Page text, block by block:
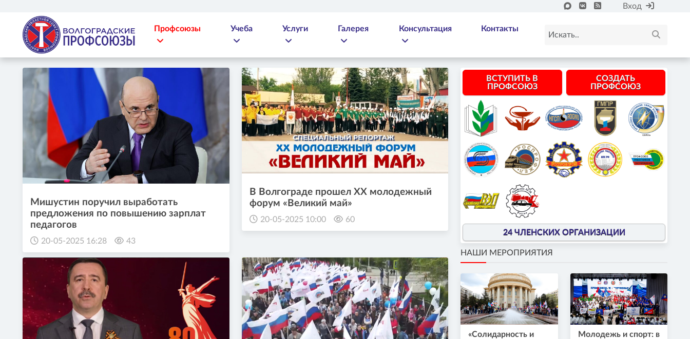
Вход
Профсоюзы Учеба Услуги Галерея Консультация Контакты
Мишустин поручил выработать
предложения по повышению зарплат
педагогов
20-05-2025 16:28 43
В Волгограде прошел XX молодежный
форум «Великий май»
20-05-2025 10:00 60
ВСТУПИТЬ В
ПРОФСОЮЗ
СОЗДАТЬ
ПРОФСОЮЗ
24 ЧЛЕНСКИХ ОРГАНИЗАЦИИ
НАШИ МЕРОПРИЯТИЯ
«Солидарность и
Молодежь и спорт: в